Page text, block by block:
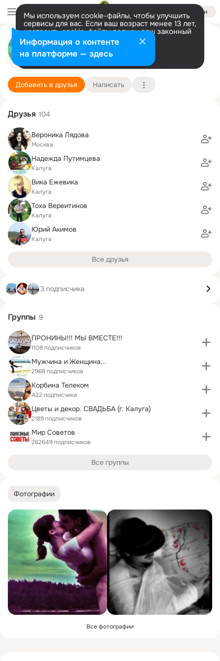
Войти
Мы используем cookie-файлы, чтобы улучшить
сервисы для вас. Если ваш возраст менее 13 лет,
настроить cookie-файлы должен ваш законный
представитель. Больше информации
Разрешить все Настроить
Pavel Pronin
Kaluga 16 сентября (39 лет)
Подробнее
Добавить в друзья Написать
Фотографии
Все фотографии
Друзья 104
Вероника Лядова
Москва
Надежда Путимцева
Калуга
Вика Ежевика
Калуга
Тоха Вереитинов
Калуга
Юрий Акимов
Калуга
Все друзья
3 подписчика
Группы 9
ПРОНИНЫ!!! МЫ ВМЕСТЕ!!!
1108 подписчиков
Мужчина и Женщина...
2968 подписчиков
Корбина Телеком
422 подписчика
Цветы и декор. СВАДЬБА (г. Калуга)
2189 подписчиков
Мир Советов
262649 подписчиков
Все группы
Информация о контенте
на платформе — здесь